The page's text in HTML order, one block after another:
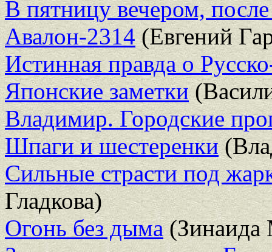
В пятницу вечером,
Авалон-2314(Евгений
Истинная правда о
Японские заметки
Владимир. Городские
Шпаги и шестеренки
Сильные страсти под
Гладкова)
Огонь без дыма(Зинаида